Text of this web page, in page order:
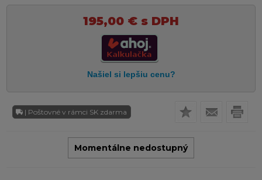
195,00 € s DPH
| Poštovné v rámci SK zdarma
Momentálne nedostupný